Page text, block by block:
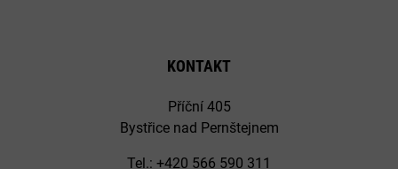
KONTAKT
Příční 405
Bystřice nad Pernštejnem
Tel.: +420 566 590 311